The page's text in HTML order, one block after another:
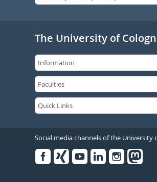
The University of
Social media channels of the University